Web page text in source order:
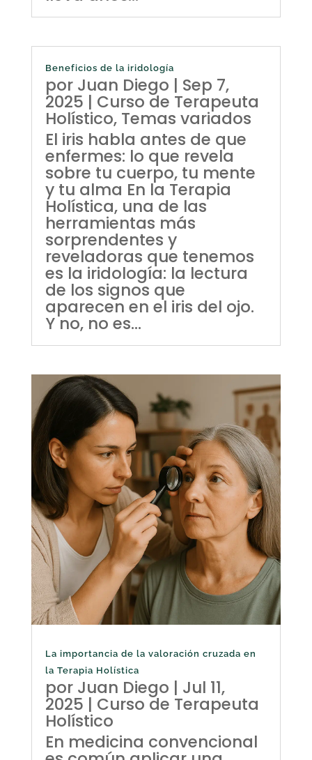
Beneficios de la iridología
por Juan Diego | Sep 7,
2025 | Curso de Terapeuta
Holístico, Temas variados
El iris habla antes de que
enfermes: lo que revela
sobre tu cuerpo, tu mente
y tu alma En la Terapia
Holística, una de las
herramientas más
sorprendentes y
reveladoras que tenemos
es la iridología: la lectura
de los signos que
aparecen en el iris del ojo.
Y no, no es...
La importancia de la valoración cruzada en
la Terapia Holística
por Juan Diego | Jul 11,
2025 | Curso de Terapeuta
Holístico
En medicina convencional